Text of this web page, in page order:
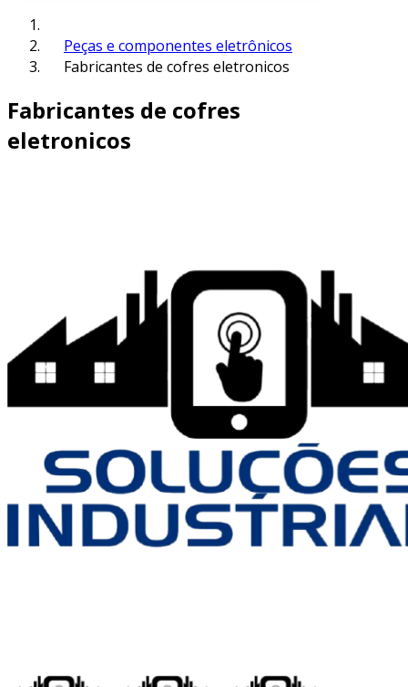
Peças e componentes eletrônicos
Fabricantes de cofres eletronicos
Fabricantes de cofres
eletronicos